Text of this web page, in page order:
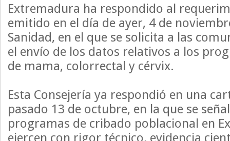
Extremadura ha respondido al
emitido en el día de ayer, 4 de
Sanidad, en el que se solicita a las
el envío de los datos relativos a los
de mama, colorrectal y cérvix.
Esta Consejería ya respondió en una
pasado 13 de octubre, en la que se
programas de cribado poblacional en
ejercen con rigor técnico, evidencia